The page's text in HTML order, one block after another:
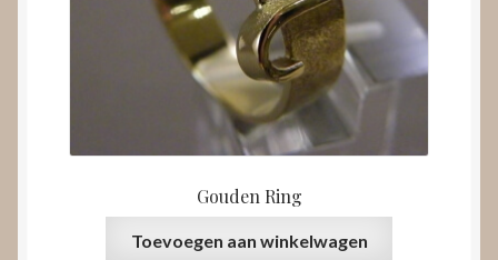
Gouden Ring
Toevoegen aan winkelwagen